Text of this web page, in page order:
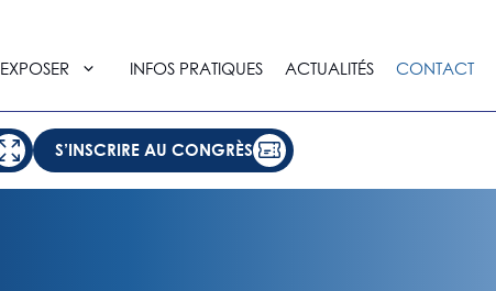
EXPOSER INFOS PRATIQUES ACTUALITÉS CONTACT
S’INSCRIRE AU CONGRÈS